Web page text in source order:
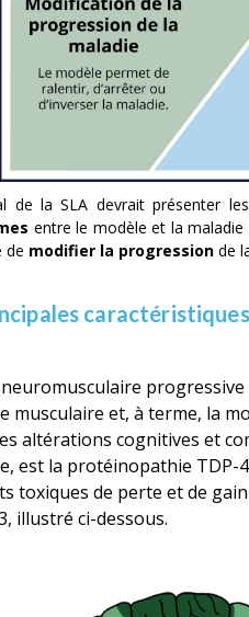
de la SLA devrait présenter
entre le modèle et la maladie
de modifier la progression de
neuromusculaire
musculaire et, à terme, la
altérations cognitives et
est la protéinopathie
toxiques de perte et de
illustré ci-dessous.